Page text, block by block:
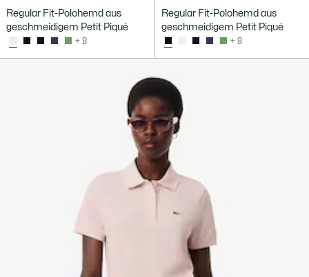
Regular Fit-Polohemd aus
geschmeidigem Petit Piqué
+ 8
Regular Fit-Polohemd aus
geschmeidigem Petit Piqué
+ 8